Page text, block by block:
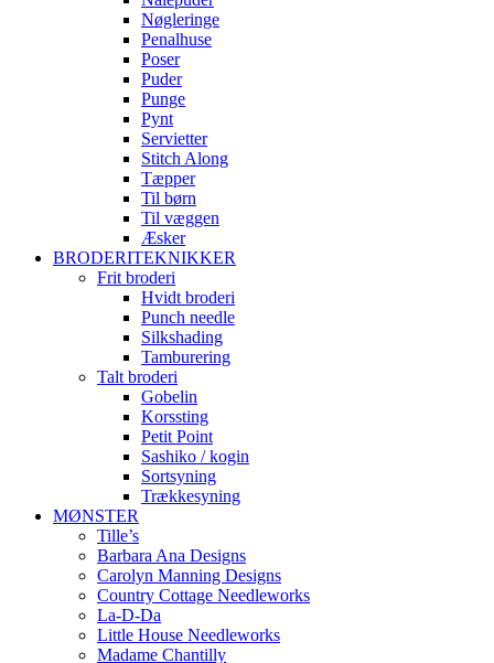
Nøgleringe
Penalhuse
Poser
Puder
Punge
Pynt
Servietter
Stitch Along
Tæpper
Til børn
Til væggen
Æsker
BRODERITEKNIKKER
Frit broderi
Hvidt broderi
Punch needle
Silkshading
Tamburering
Talt broderi
Gobelin
Korssting
Petit Point
Sashiko / kogin
Sortsyning
Trækkesyning
MØNSTER
Tille’s
Barbara Ana Designs
Carolyn Manning Designs
Country Cottage Needleworks
La-D-Da
Little House Needleworks
Madame Chantilly